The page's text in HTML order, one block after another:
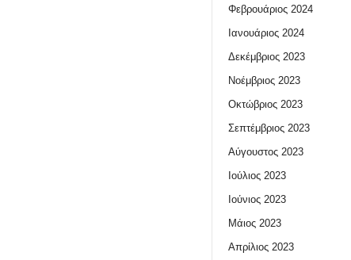
Φεβρουάριος 2024
Ιανουάριος 2024
Δεκέμβριος 2023
Νοέμβριος 2023
Οκτώβριος 2023
Σεπτέμβριος 2023
Αύγουστος 2023
Ιούλιος 2023
Ιούνιος 2023
Μάιος 2023
Απρίλιος 2023